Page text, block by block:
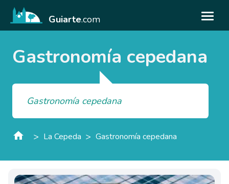
Guiarte.com
Gastronomía cepedana
Gastronomía cepedana
> La Cepeda > Gastronomía cepedana